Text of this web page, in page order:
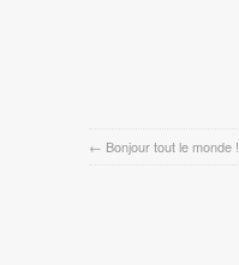
← Bonjour tout le monde !